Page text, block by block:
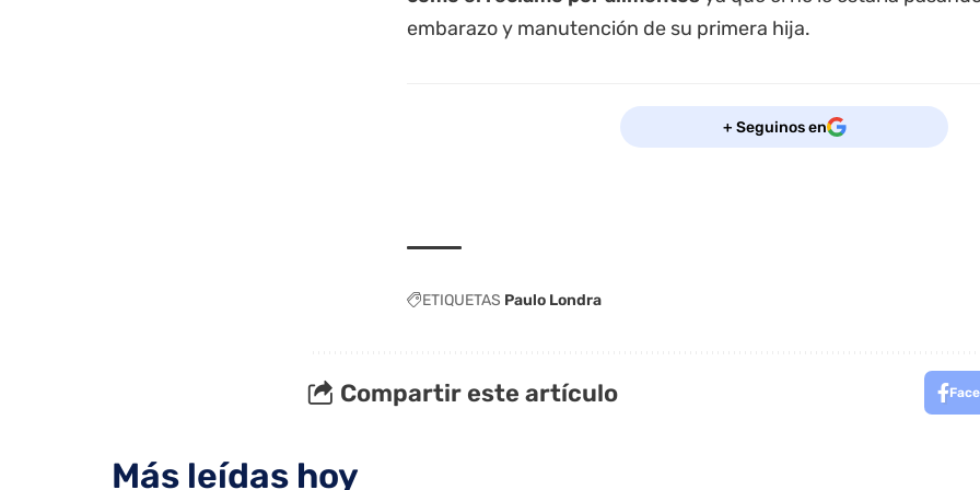
embarazo y manutención de su primera hija.
+ Seguinos en
ETIQUETAS Paulo Londra
Compartir este artículo
Más leídas hoy